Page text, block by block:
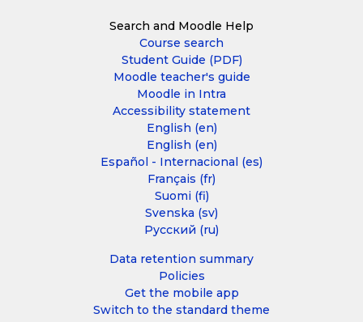
Search and Moodle Help
Course search
Student Guide (PDF)
Moodle teacher's guide
Moodle in Intra
Accessibility statement
English ‎(en)‎
English ‎(en)‎
Español - Internacional ‎(es)‎
Français ‎(fr)‎
Suomi ‎(fi)‎
Svenska ‎(sv)‎
Русский ‎(ru)‎
Data retention summary
Policies
Get the mobile app
Switch to the standard theme